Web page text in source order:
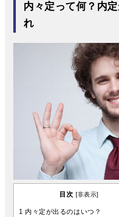
内々定って何？内
れ
目次 [非表示]
1 内々定が出るのはいつ？